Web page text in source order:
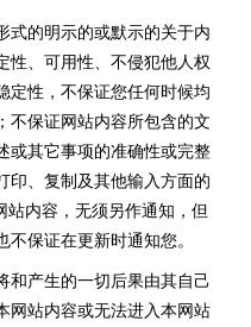
式的明示的或默示的关于内
性、可用性、不侵犯他人权
定性，不保证您任何时候均
不保证网站内容所包含的文
或其它事项的准确性或完整
印、复制及其他输入方面的
站内容，无须另作通知，但
保证在更新时通知您。
和产生的一切后果由其自己
网站内容或无法进入本网站